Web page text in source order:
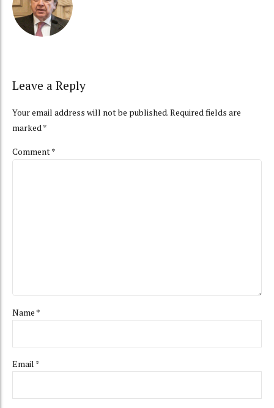
Leave a Reply
Your email address will not be published. Required fields are
marked *
Comment*
Name *
Email *